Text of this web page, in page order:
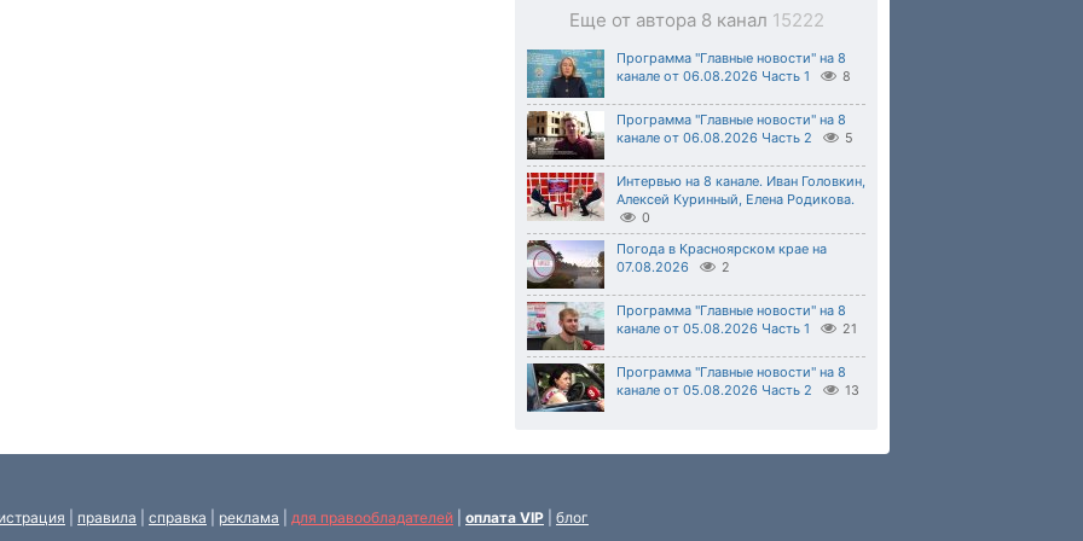
Еще от автора 8 канал 15222
Программа "Главные новости" на 8
канале от 06.08.2026 Часть 1
8
Программа "Главные новости" на 8
канале от 06.08.2026 Часть 2
5
Интервью на 8 канале. Иван Головкин,
Алексей Куринный, Елена Родикова.
0
Погода в Красноярском крае на
07.08.2026
2
Программа "Главные новости" на 8
канале от 05.08.2026 Часть 1
21
Программа "Главные новости" на 8
канале от 05.08.2026 Часть 2
13
правила справка реклама для правообладателей оплата VIP блог